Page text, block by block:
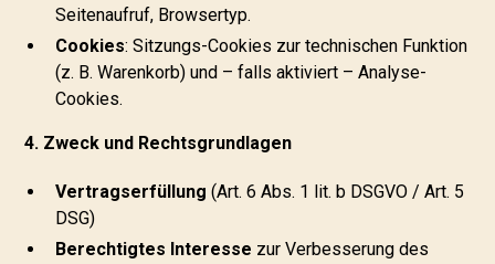
Seitenaufruf, Browsertyp.
Cookies: Sitzungs-Cookies zur technischen Funktion
(z. B. Warenkorb) und – falls aktiviert – Analyse-
Cookies.
4. Zweck und Rechtsgrundlagen
Vertragserfüllung (Art. 6 Abs. 1 lit. b DSGVO / Art. 5
DSG)
Berechtigtes Interesse zur Verbesserung des